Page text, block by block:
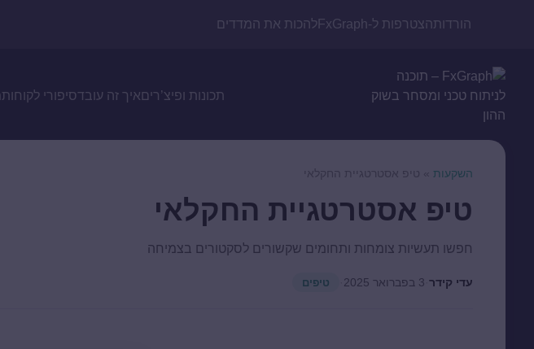
הורדותהצטרפות ל-FxGraph להכות את המדדים
תכונות ופיצ’ריםאיך זה עובדסיפורי לקוחות
השקעות » טיפ אסטרטגיית החקלאי
טיפ אסטרטגיית החקלאי
חפשו תעשיות צומחות ותחומים שקשורים לסקטורים בצמיחה
עדי קידר 3 בפברואר 2025 טיפים